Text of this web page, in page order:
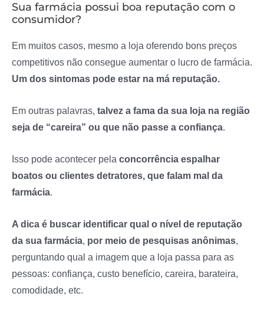
Sua farmácia possui boa reputação com o
consumidor?
Em muitos casos, mesmo a loja oferendo bons preços
competitivos não consegue aumentar o lucro de farmácia.
Um dos sintomas pode estar na má reputação.
Em outras palavras, talvez a fama da sua loja na região
seja de “careira” ou que não passe a confiança.
Isso pode acontecer pela concorrência espalhar
boatos ou clientes detratores, que falam mal da
farmácia.
A dica é buscar identificar qual o nível de reputação
da sua farmácia, por meio de pesquisas anônimas,
perguntando qual a imagem que a loja passa para as
pessoas: confiança, custo benefício, careira, barateira,
comodidade, etc.